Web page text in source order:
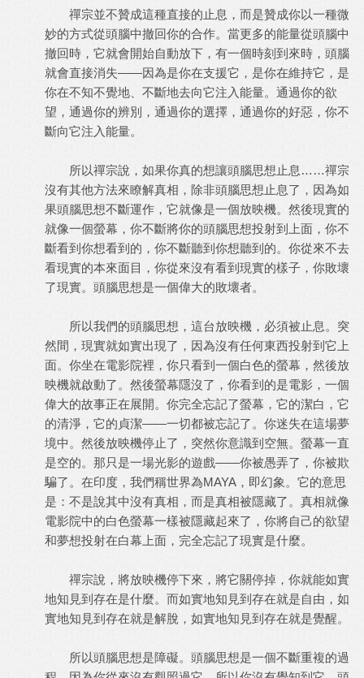
禪宗並不贊成這種直接的止息，而是贊成你以一種微
妙的方式從頭腦中撤回你的合作。當更多的能量從頭腦中
撤回時，它就會開始自動放下，有一個時刻到來時，頭腦
就會直接消失——因為是你在支援它，是你在維持它，是
你在不知不覺地、不斷地去向它注入能量。通過你的欲
望，通過你的辨別，通過你的選擇，通過你的好惡，你不
斷向它注入能量。
所以禪宗說，如果你真的想讓頭腦思想止息……禪宗
沒有其他方法來瞭解真相，除非頭腦思想止息了，因為如
果頭腦思想不斷運作，它就像是一個放映機。然後現實的
就像一個螢幕，你不斷將你的頭腦思想投射到上面，你不
斷看到你想看到的，你不斷聽到你想聽到的。你從來不去
看現實的本來面目，你從來沒有看到現實的樣子，你敗壞
了現實。頭腦思想是一個偉大的敗壞者。
所以我們的頭腦思想，這台放映機，必須被止息。突
然間，現實就如實出現了，因為沒有任何東西投射到它上
面。你坐在電影院裡，你只看到一個白色的螢幕，然後放
映機就啟動了。然後螢幕隱沒了，你看到的是電影，一個
偉大的故事正在展開。你完全忘記了螢幕，它的潔白，它
的清淨，它的貞潔——一切都被忘記了。你迷失在這場夢
境中。然後放映機停止了，突然你意識到空無。螢幕一直
是空的。那只是一場光影的遊戲——你被愚弄了，你被欺
騙了。在印度，我們稱世界為MAYA，即幻象。它的意思
是：不是說其中沒有真相，而是真相被隱藏了。真相就像
電影院中的白色螢幕一樣被隱藏起來了，你將自己的欲望
和夢想投射在白幕上面，完全忘記了現實是什麼。
禪宗說，將放映機停下來，將它關停掉，你就能如實
地知見到存在是什麼。而如實地知見到存在就是自由，如
實地知見到存在就是解脫，如實地知見到存在就是覺醒。
所以頭腦思想是障礙。頭腦思想是一個不斷重複的過